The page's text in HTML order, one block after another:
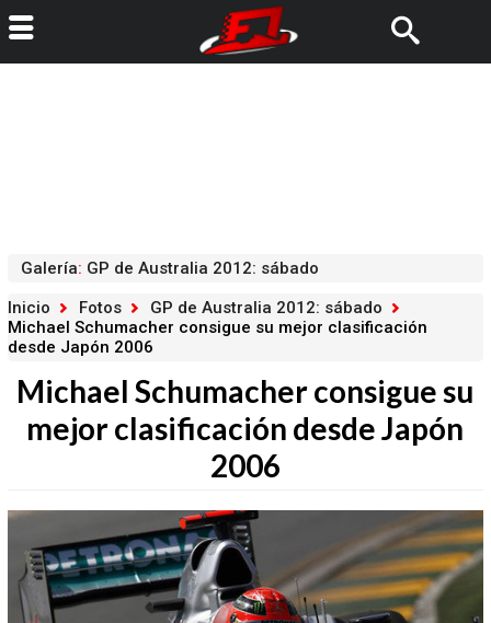
Galería: GP de Australia 2012: sábado
Inicio
Fotos
GP de Australia 2012: sábado
Michael Schumacher consigue su mejor clasificación
desde Japón 2006
Michael Schumacher consigue su
mejor clasificación desde Japón
2006